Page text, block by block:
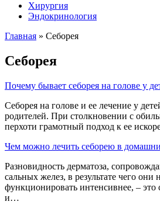
Хирургия
Эндокринология
Главная » Себорея
Себорея
Почему бывает себорея на голове у
Себорея на голове и ее лечение у
родителей. При столкновении с
перхоти грамотный подход к ее
Чем можно лечить себорею в
Разновидность дерматоза,
сальных желез, в результате чего они
функционировать интенсивнее, – это
и…